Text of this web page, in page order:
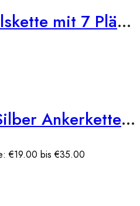
925er Silber Halskette mit 7 Plättchen 45 cm
925er Sterling Silber Ankerkette Massiv 1,4 mm
€19.00 bis €35.00